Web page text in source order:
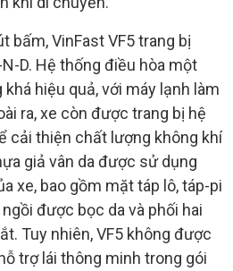
bấm, VinFast VF5 trang bị
D. Hệ thống điều hòa một
hiệu quả, với máy lạnh làm
ra, xe còn được trang bị hệ
cải thiện chất lượng không khí
giả vân da được sử dụng
xe, bao gồm mặt táp lô, táp-pi
được bọc da và phối hai
Tuy nhiên, VF5 không được
trợ lái thông minh trong gói